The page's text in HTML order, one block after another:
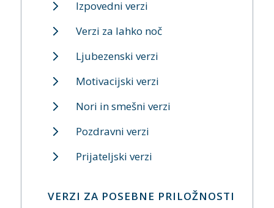
Izpovedni verzi
Verzi za lahko noč
Ljubezenski verzi
Motivacijski verzi
Nori in smešni verzi
Pozdravni verzi
Prijateljski verzi
VERZI ZA POSEBNE PRILOŽNOSTI